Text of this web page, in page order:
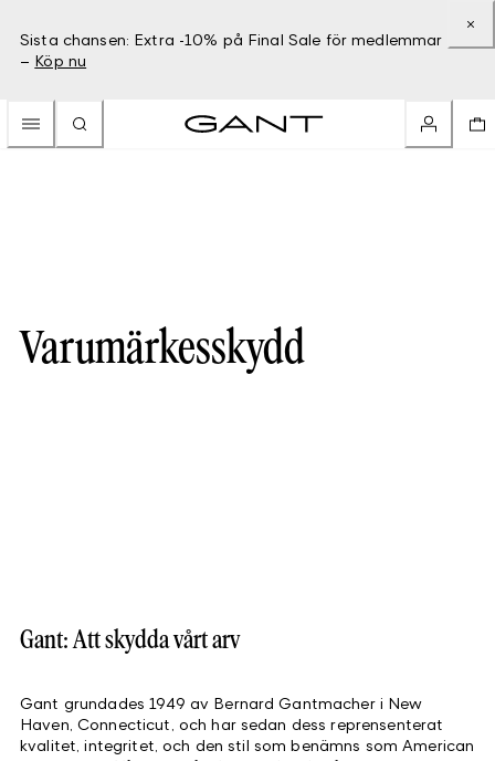
Sista chansen: Extra -10% på Final Sale för medlemmar
– Köp nu
Varumärkesskydd
Gant: Att skydda vårt arv
Gant grundades 1949 av Bernard Gantmacher i New
Haven, Connecticut, och har sedan dess reprensenterat
kvalitet, integritet, och den stil som benämns som American